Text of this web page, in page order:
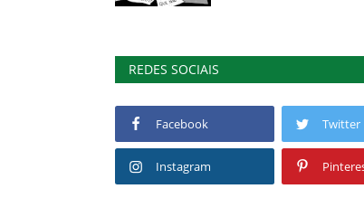
REDES SOCIAIS
Facebook Twitter
Instagram